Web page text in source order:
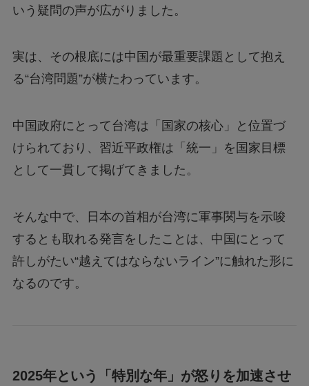
いう疑問の声が広がりました。
実は、その根底には中国が最重要課題として抱え
る“台湾問題”が横たわっています。
中国政府にとって台湾は「国家の核心」と位置づ
けられており、習近平政権は「統一」を国家目標
として一貫して掲げてきました。
そんな中で、日本の首相が台湾に軍事関与を示唆
するとも取れる発言をしたことは、中国にとって
許しがたい“越えてはならないライン”に触れた形に
なるのです。
2025年という「特別な年」が怒りを加速させ